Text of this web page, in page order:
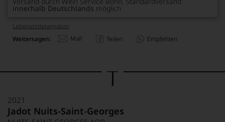
innerhalb Deutschlands möglich
Lebensmittel­angaben
Weitersagen: Mail Teilen Empfehlen
2021
Jadot Nuits-Saint-Georges